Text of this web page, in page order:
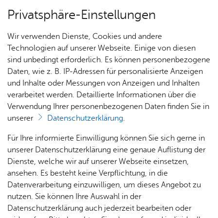
Über­sicht Bür­ger & Stadt
Rat­
haus &
Bür­
ger­
ser­vice
Rat­
häu­ser
Nach­
rich­
ten,
Vi­de­os
& Bil­
der
Me­di­
Jobs
Stel­
len­an­
ge­bo­te
Aus­bil­
dung &
Stu­di­
Bauen
& Um­
welt
Geo­
da­ten
Ge­
sund­
heit &
kum
Dienst­leis­tun­gen A–Z
Vor­le­sen
Sai­son­kenn­zei­chen be­an­tra­
gen
Saisonkennzeichen sind für Fahrzeuge bestimmt, die Sie
nur zu bestimmten Jahreszeiten nutzen, wie zum Beispiel
Motorräder, Cabrios oder Wohnmobile. Sie können sich
damit das häufige An- und Abmelden sparen.
Privatsphäre-Einstellungen
Wir verwenden Dienste, Cookies und andere
Technologien auf unserer Webseite. Einige von diesen
sind unbedingt erforderlich. Es können personenbezogene
Daten, wie z. B. IP-Adressen für personalisierte Anzeigen
und Inhalte oder Messungen von Anzeigen und Inhalten
verarbeitet werden. Detaillierte Informationen über die
Verwendung Ihrer personenbezogenen Daten finden Sie in
unserer
Datenschutzerklärung.
Für Ihre informierte Einwilligung können Sie sich gerne in
unserer Datenschutzerklärung eine genaue Auflistung der
Dienste, welche wir auf unserer Webseite einsetzen,
ansehen. Es besteht keine Verpflichtung, in die
Datenverarbeitung einzuwilligen, um dieses Angebot zu
nutzen. Sie können Ihre Auswahl in der
Datenschutzerklärung auch jederzeit bearbeiten oder